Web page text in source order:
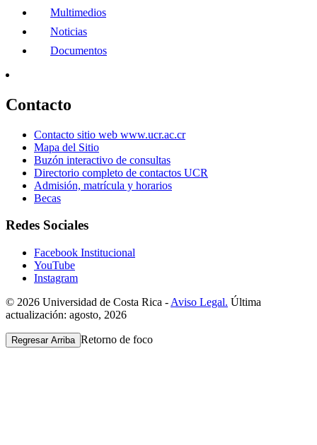
Multimedios
Noticias
Documentos
Contacto
Contacto sitio web www.ucr.ac.cr
Mapa del Sitio
Buzón interactivo de consultas
Directorio completo de contactos UCR
Admisión, matrícula y horarios
Becas
Redes Sociales
Facebook Institucional
YouTube
Instagram
© 2026 Universidad de Costa Rica - Aviso Legal. Última
actualización: agosto, 2026
Regresar Arriba Retorno de foco